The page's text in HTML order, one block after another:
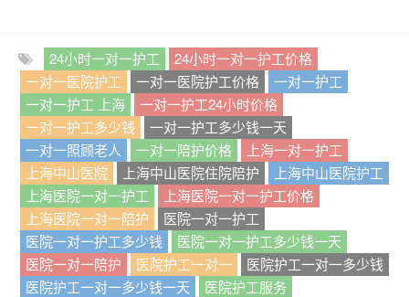
24小时一对一护工
24小时一对一护工价格
一对一医院护工
一对一医院护工价格
一对一护工
一对一护工 上海
一对一护工24小时价格
一对一护工多少钱
一对一护工多少钱一天
一对一照顾老人
一对一陪护价格
上海一对一护工
上海中山医院
上海中山医院住院陪护
上海中山医院护工
上海医院一对一护工
上海医院一对一护工价格
上海医院一对一陪护
医院一对一护工
医院一对一护工多少钱
医院一对一护工多少钱一天
医院一对一陪护
医院护工一对一
医院护工一对一多少钱
医院护工一对一多少钱一天
医院护工服务